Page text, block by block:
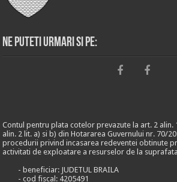
Ne puteti urmari si pe:
Contul pentru plata cotelor prevazute la art. 2 alin.
alin. 2 lit. a) si b) din Hotararea Guvernului nr. 70/
procedurii privind incasarea redeventei obtinute
activitati de exploatare a resurselor de la
- beneficiar: JUDETUL BRAILA
- cod fiscal: 4205491